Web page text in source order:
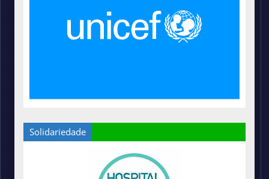
Solidariedade